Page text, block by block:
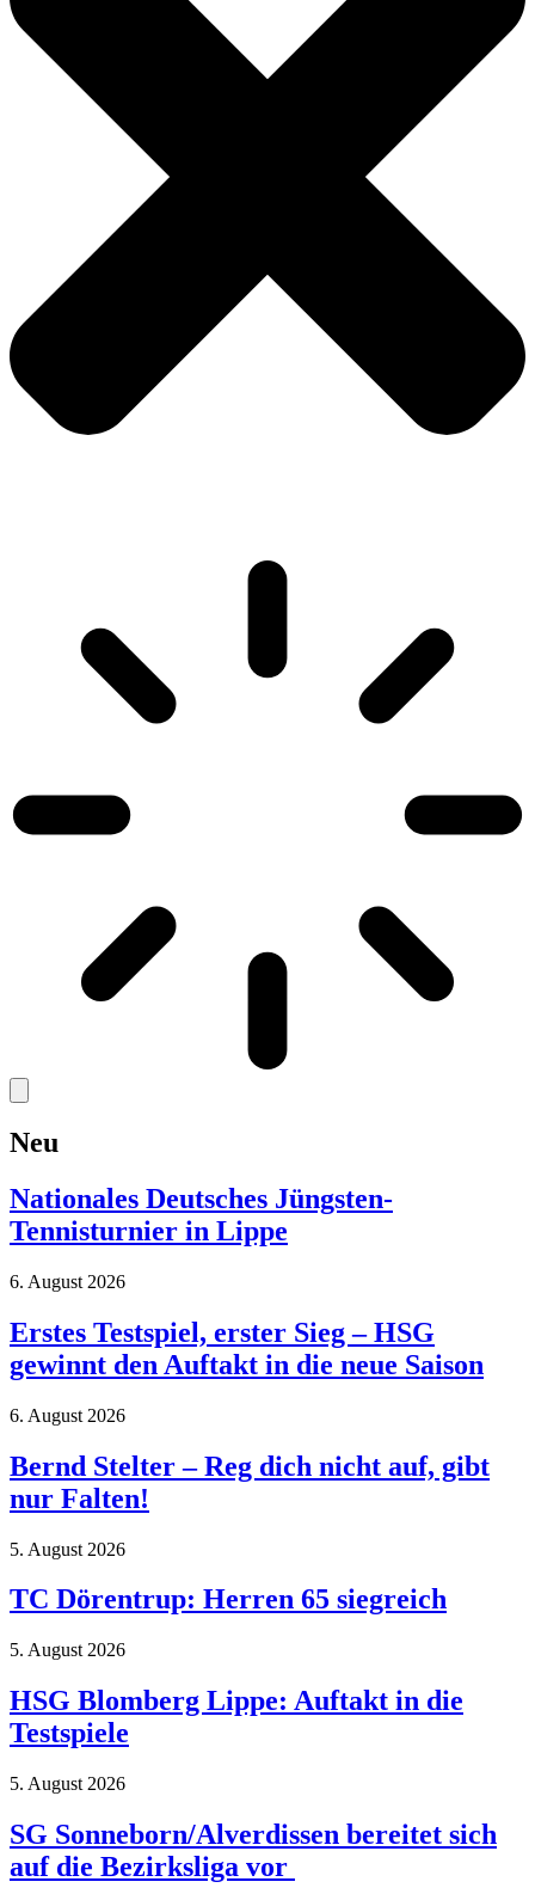
Neu
Nationales Deutsches Jüngsten-
Tennisturnier in Lippe
6. August 2026
Erstes Testspiel, erster Sieg – HSG
gewinnt den Auftakt in die neue Saison
6. August 2026
Bernd Stelter – Reg dich nicht auf, gibt
nur Falten!
5. August 2026
TC Dörentrup: Herren 65 siegreich
5. August 2026
HSG Blomberg Lippe: Auftakt in die
Testspiele
5. August 2026
SG Sonneborn/Alverdissen bereitet sich
auf die Bezirksliga vor